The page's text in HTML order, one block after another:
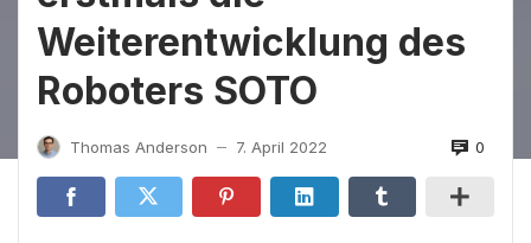
Weiterentwicklung des
Roboters SOTO
Thomas Anderson — 7. April 2022 0